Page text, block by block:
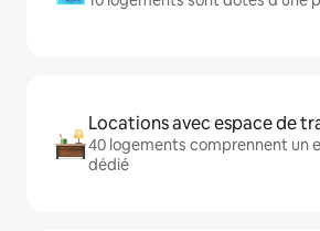
Locations avec espace de
40 logements comprennent un
dédié